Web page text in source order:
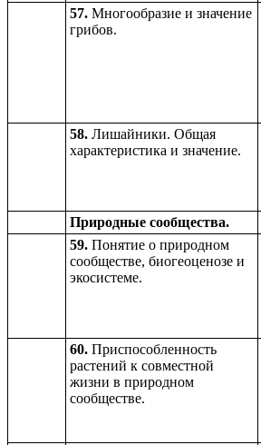
57. Многообразие и значение
грибов.
58. Лишайники. Общая
характеристика и значение.
Природные сообщества.
59. Понятие о природном
сообществе, биогеоценозе и
экосистеме.
60. Приспособленность
растений к совместной
жизни в природном
сообществе.